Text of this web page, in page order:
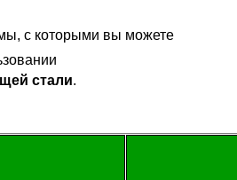
с которыми вы можете
стали.